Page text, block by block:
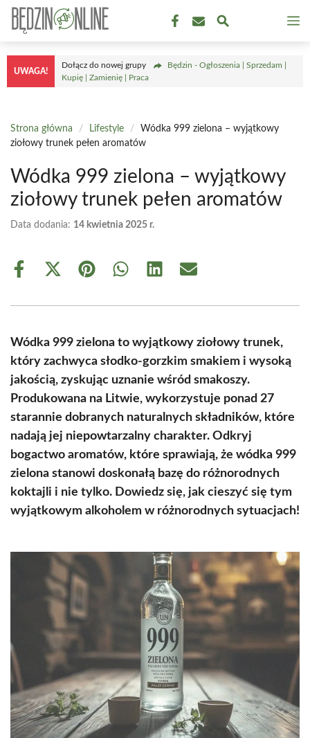
Przejdź
treści
UWAGA!
Dołącz do nowej grupy
Będzin - Ogłoszenia | Sprzedam |
Kupię | Zamienię | Praca
Strona główna / Lifestyle /
Wódka 999 zielona – wyjątkowy
ziołowy trunek pełen aromatów
Wódka 999 zielona – wyjątkowy
ziołowy trunek pełen aromatów
Data dodania: 14 kwietnia 2025 r.
Share
Share
(Twitter)
Share Share Share Share
Wódka 999 zielona to wyjątkowy ziołowy trunek,
który zachwyca słodko-gorzkim smakiem i wysoką
jakością, zyskując uznanie wśród smakoszy.
Produkowana na Litwie, wykorzystuje ponad 27
starannie dobranych naturalnych składników, które
nadają jej niepowtarzalny charakter. Odkryj
bogactwo aromatów, które sprawiają, że wódka 999
zielona stanowi doskonałą bazę do różnorodnych
koktajli i nie tylko. Dowiedz się, jak cieszyć się tym
wyjątkowym alkoholem w różnorodnych sytuacjach!